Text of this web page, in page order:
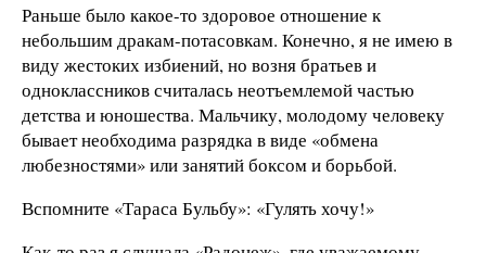
Раньше было какое-то здоровое отношение к
небольшим дракам-потасовкам. Конечно, я не имею в
виду жестоких избиений, но возня братьев и
одноклассников считалась неотъемлемой частью
детства и юношества. Мальчику, молодому человеку
бывает необходима разрядка в виде «обмена
любезностями» или занятий боксом и борьбой.
Вспомните «Тараса Бульбу»: «Гулять хочу!»